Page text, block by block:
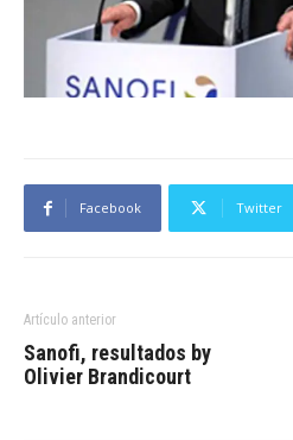
Facebook Twitter
Artículo anterior
Sanofi, resultados by
Olivier Brandicourt